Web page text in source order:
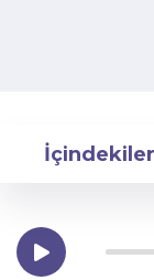
İçindekiler
Müşteri